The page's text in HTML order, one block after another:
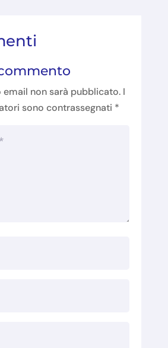
email non sarà pubblicato. I
sono contrassegnati *